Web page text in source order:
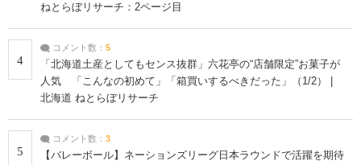
ねとらぼリサーチ：2ページ目
4
コメント数： 5
「北海道土産としてもセンス抜群」六花亭の“店舗限定”お菓子が
人気 「こんなの初めて」「箱買いするべきだった」（1/2） |
北海道 ねとらぼリサーチ
5
コメント数： 3
【バレーボール】ネーションズリーグ日本ラウンドで活躍を期待